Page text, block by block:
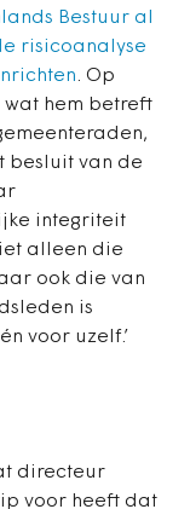
Bestuur al
risicoanalyse
. Op
wat hem betreft
besluit van de
integriteit
alleen die
ook die van
is
voor uzelf.’
directeur
voor heeft dat